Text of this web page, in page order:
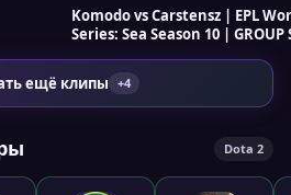
Komodo vs Carstensz | EPL World
Series: Sea Season 10 | GROUP
ещё клипы +4
Dota 2